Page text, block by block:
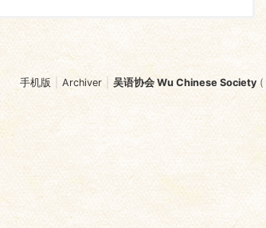
手机版 Archiver 吴语协会 Wu Chinese Society (